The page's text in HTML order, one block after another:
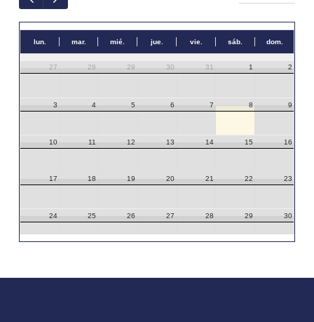
lun. mar. mié. jue. vie. sáb. dom.
27 28 29 30 31 1 2
3 4 5 6 7 8 9
10 11 12 13 14 15 16
17 18 19 20 21 22 23
24 25 26 27 28 29 30